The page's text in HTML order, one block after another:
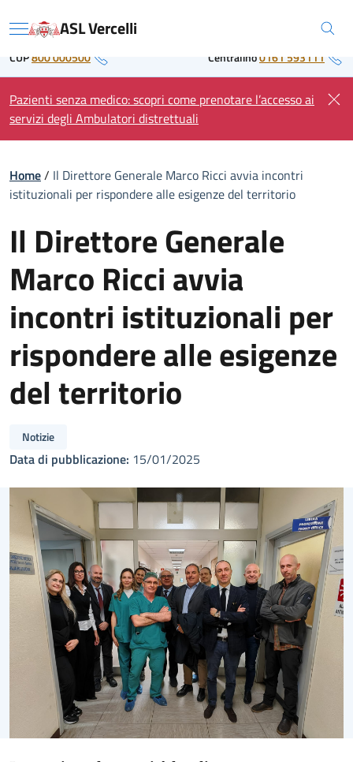
to Regione Piemonte
Menu ASL Vercelli
CUP800 000500 Centralino0161 593111
Pazienti senza medico: scopri come prenotare l’accesso ai
servizi degli Ambulatori distrettuali
Home/ Il Direttore Generale Marco Ricci avvia incontri
istituzionali per rispondere alle esigenze del territorio
Il Direttore Generale
Marco Ricci avvia
incontri istituzionali per
rispondere alle esigenze
del territorio
Notizie
Data di pubblicazione: 15/01/2025